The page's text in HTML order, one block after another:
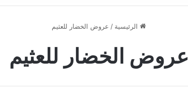
الرئيسية / عروض الخضار للعثيم
عروض الخضار للعثيم